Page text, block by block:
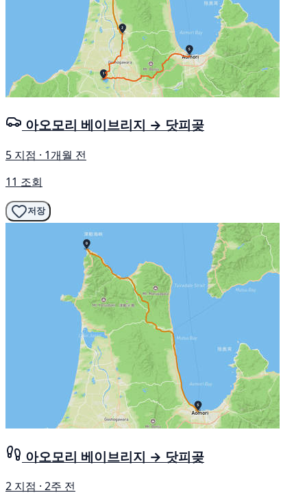
아오모리 베이브리지 → 닷피곶
5 지점 · 1개월 전
11 조회
저장
아오모리 베이브리지 → 닷피곶
2 지점 · 2주 전